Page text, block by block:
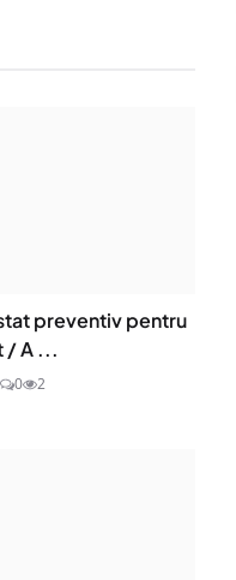
preventiv pentru
/ A ...
0 2